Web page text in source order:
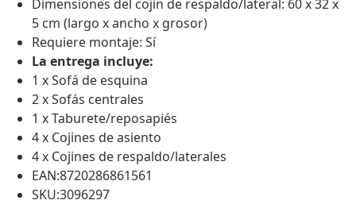
Dimensiones del cojín de respaldo/lateral: 60 x 32 x
5 cm (largo x ancho x grosor)
Requiere montaje: Sí
La entrega incluye:
1 x Sofá de esquina
2 x Sofás centrales
1 x Taburete/reposapiés
4 x Cojines de asiento
4 x Cojines de respaldo/laterales
EAN:8720286861561
SKU:3096297